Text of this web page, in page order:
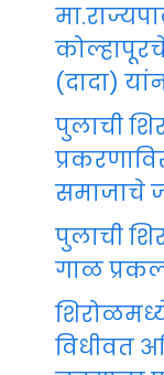
(दादा)
पुलाची
समाजाचे
पुलाची
गाळ
शिरोळमध्ये
विधीवत